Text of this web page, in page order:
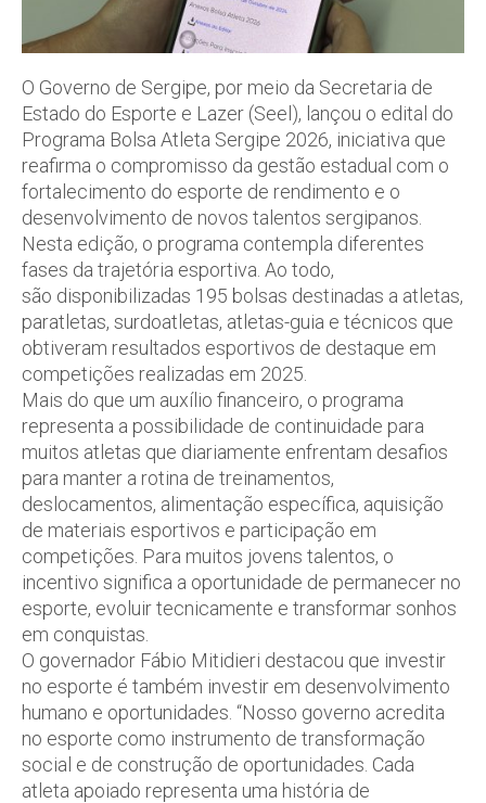
O Governo de Sergipe, por meio da Secretaria de
Estado do Esporte e Lazer (Seel), lançou o edital do
Programa Bolsa Atleta Sergipe 2026, iniciativa que
reafirma o compromisso da gestão estadual com o
fortalecimento do esporte de rendimento e o
desenvolvimento de novos talentos sergipanos.
Nesta edição, o programa contempla diferentes
fases da trajetória esportiva. Ao todo,
são disponibilizadas 195 bolsas destinadas a atletas,
paratletas, surdoatletas, atletas-guia e técnicos que
obtiveram resultados esportivos de destaque em
competições realizadas em 2025.
Mais do que um auxílio financeiro, o programa
representa a possibilidade de continuidade para
muitos atletas que diariamente enfrentam desafios
para manter a rotina de treinamentos,
deslocamentos, alimentação específica, aquisição
de materiais esportivos e participação em
competições. Para muitos jovens talentos, o
incentivo significa a oportunidade de permanecer no
esporte, evoluir tecnicamente e transformar sonhos
em conquistas.
O governador Fábio Mitidieri destacou que investir
no esporte é também investir em desenvolvimento
humano e oportunidades. “Nosso governo acredita
no esporte como instrumento de transformação
social e de construção de oportunidades. Cada
atleta apoiado representa uma história de